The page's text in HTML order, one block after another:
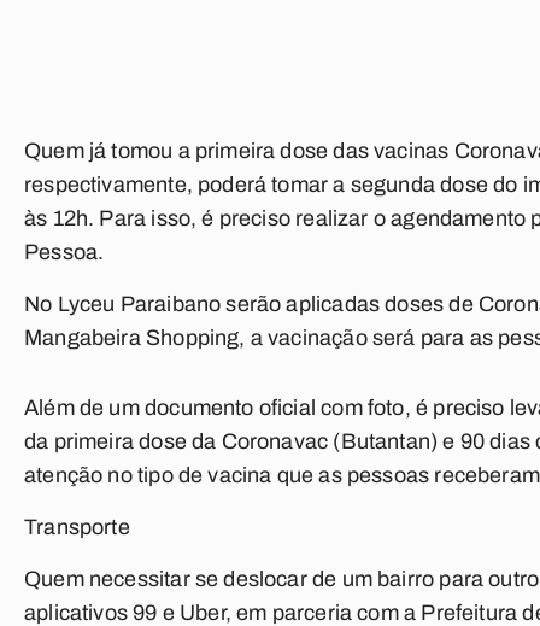
Quem já tomou a primeira dose das vacinas
respectivamente, poderá tomar a segunda dose do
às 12h. Para isso, é preciso realizar o
Pessoa.
No Lyceu Paraibano serão aplicadas doses de
Mangabeira Shopping, a vacinação será para as
Além de um documento oficial com foto, é preciso
da primeira dose da Coronavac (Butantan) e 90
atenção no tipo de vacina que as pessoas
Transporte
Quem necessitar se deslocar de um bairro para
aplicativos 99 e Uber, em parceria com a Prefeitura